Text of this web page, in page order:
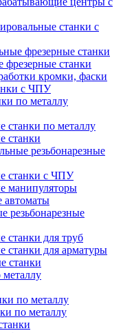
станки с
фрезерные станки
фрезерные станки
кромки, фаски
с ЧПУ
по металлу
станки по металлу
станки
резьбонарезные
станки с ЧПУ
манипуляторы
автоматы
резьбонарезные
станки для труб
станки для арматуры
станки
металлу
по металлу
по металлу